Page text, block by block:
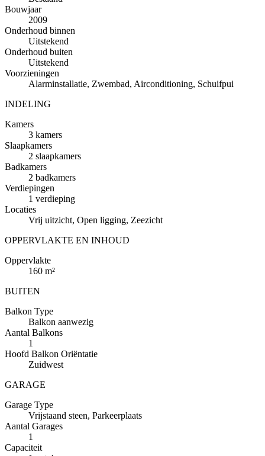
Bouwjaar
2009
Onderhoud binnen
Uitstekend
Onderhoud buiten
Uitstekend
Voorzieningen
Alarminstallatie, Zwembad, Airconditioning, Schuifpui
INDELING
Kamers
3 kamers
Slaapkamers
2 slaapkamers
Badkamers
2 badkamers
Verdiepingen
1 verdieping
Locaties
Vrij uitzicht, Open ligging, Zeezicht
OPPERVLAKTE EN INHOUD
Oppervlakte
160 m²
BUITEN
Balkon Type
Balkon aanwezig
Aantal Balkons
1
Hoofd Balkon Oriëntatie
Zuidwest
GARAGE
Garage Type
Vrijstaand steen, Parkeerplaats
Aantal Garages
1
Capaciteit